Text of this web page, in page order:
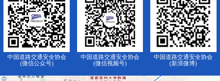
中国道路交通安全协会
(微信公众号)
中国道路交通安全协会
(微信视频号)
中国道路交通安全协会
(新浪微博)